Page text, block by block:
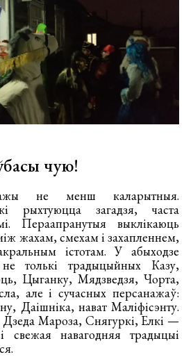
чую!
не менш каларытныя.
рыхтуюцца загадзя, часта
Пераапранутыя выклікаюць
жахам, смехам і захапленнем,
істотам. У абыходзе
толькі традыцыйных Казу,
Цыганку, Мядзведзя, Чорта,
але і сучасных персанажаў:
Даішніка, нават Маліфісэнту.
Дзеда Мароза, Снягуркі, Елкі —
свежая навагодняя традыцыі